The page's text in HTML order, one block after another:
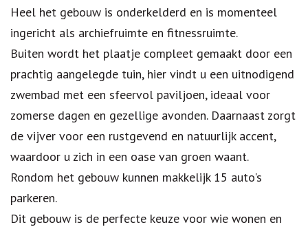
Heel het gebouw is onderkelderd en is momenteel
ingericht als archiefruimte en fitnessruimte.
Buiten wordt het plaatje compleet gemaakt door een
prachtig aangelegde tuin, hier vindt u een uitnodigend
zwembad met een sfeervol paviljoen, ideaal voor
zomerse dagen en gezellige avonden. Daarnaast zorgt
de vijver voor een rustgevend en natuurlijk accent,
waardoor u zich in een oase van groen waant.
Rondom het gebouw kunnen makkelijk 15 auto's
parkeren.
Dit gebouw is de perfecte keuze voor wie wonen en